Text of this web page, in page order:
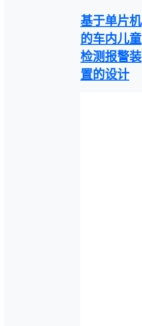
基于单片机
的车内儿童
检测报警装
置的设计